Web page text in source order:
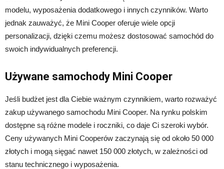
modelu, wyposażenia dodatkowego i innych czynników. Warto
jednak zauważyć, że Mini Cooper oferuje wiele opcji
personalizacji, dzięki czemu możesz dostosować samochód do
swoich indywidualnych preferencji.
Używane samochody Mini Cooper
Jeśli budżet jest dla Ciebie ważnym czynnikiem, warto rozważyć
zakup używanego samochodu Mini Cooper. Na rynku polskim
dostępne są różne modele i roczniki, co daje Ci szeroki wybór.
Ceny używanych Mini Cooperów zaczynają się od około 50 000
złotych i mogą sięgać nawet 150 000 złotych, w zależności od
stanu technicznego i wyposażenia.